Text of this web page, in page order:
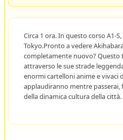
Circa 1 ora. In questo corso A1-
Tokyo.Pronto a vedere
completamente nuovo?
attraverso le sue strade
enormi cartelloni anime e vivaci
applaudiranno mentre
della dinamica cultura della città.